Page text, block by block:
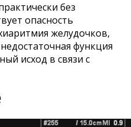
без
опасность
желудочков,
функция
исход в связи с